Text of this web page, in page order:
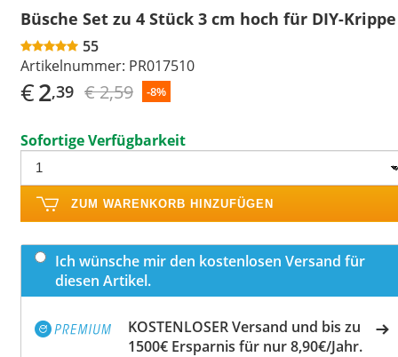
Büsche Set zu 4 Stück 3 cm hoch für DIY-Krippe
55
Artikelnummer: PR017510
€2,39 € 2,59 -8%
Sofortige Verfügbarkeit
ZUM WARENKORB HINZUFÜGEN
Ich wünsche mir den kostenlosen Versand für
diesen Artikel.
KOSTENLOSER Versand und bis zu
1500€ Ersparnis für nur 8,90€/Jahr.